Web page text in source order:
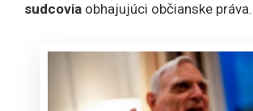
sudcovia obhajujúci občianske práva.